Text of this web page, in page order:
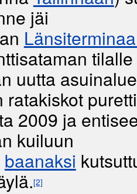
jäi
uutta
ratakiskot
2009 ja
kuiluun
baanaksi
[2]